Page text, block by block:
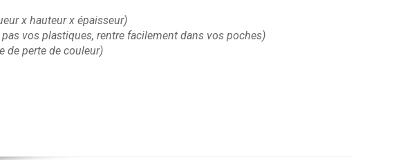
x hauteur x épaisseur)
pas vos plastiques, rentre facilement dans vos poches)
de perte de couleur)